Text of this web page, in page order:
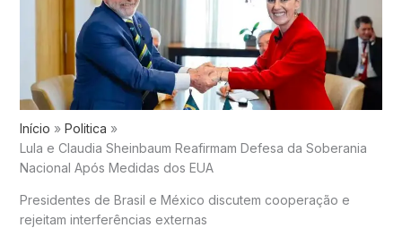
Início
Politica
Lula e Claudia Sheinbaum Reafirmam Defesa da Soberania
Nacional Após Medidas dos EUA
Presidentes de Brasil e México discutem cooperação e
rejeitam interferências externas